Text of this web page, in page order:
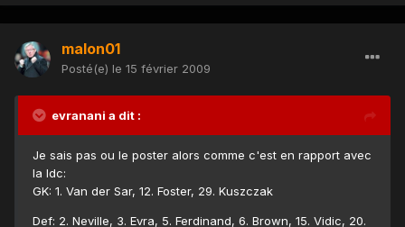
malon01
Posté(e) le 15 février 2009
evranani a dit :
Je sais pas ou le poster alors comme c'est en rapport avec
la ldc:
GK: 1. Van der Sar, 12. Foster, 29. Kuszczak
Def: 2. Neville, 3. Evra, 5. Ferdinand, 6. Brown, 15. Vidic, 20.